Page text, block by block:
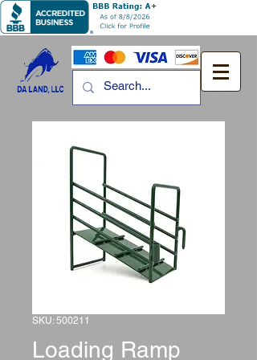
SKU: 500211
Loading Ramp